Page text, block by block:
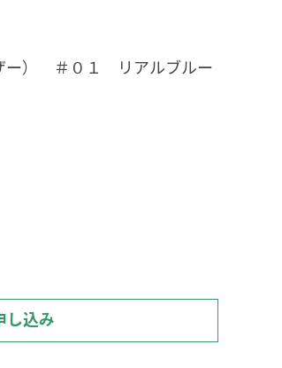
ー） ＃０１ リアルブルー
し込み